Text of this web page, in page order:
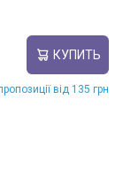
КУПИТЬ
від 135 грн